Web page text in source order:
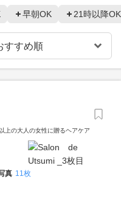
早朝OK 21時以降OK
の大人の女性に贈るヘアケア
真 11枚